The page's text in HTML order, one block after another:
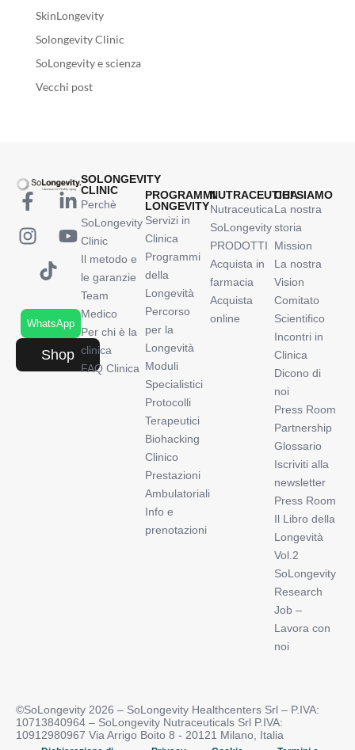
SkinLongevity
Solongevity Clinic
SoLongevity e scienza
Vecchi post
WhatsApp
Shop
SOLONGEVITY
CLINIC
Perchè
SoLongevity
Clinic
Il metodo e
le garanzie
Team
Medico
Per chi è la
clinica
FAQ Clinica
PROGRAMMI
LONGEVITY
Servizi in
Clinica
Programmi
della
Longevità
Percorso
per la
Longevità
Moduli
Specialistici
Protocolli
Terapeutici
Biohacking
Clinico
Prestazioni
Ambulatoriali
Info e
prenotazioni
NUTRACEUTICA
Nutraceutica
SoLongevity
PRODOTTI
Acquista in
farmacia
Acquista
online
CHI SIAMO
La nostra
storia
Mission
La nostra
Vision
Comitato
Scientifico
Incontri in
Clinica
Dicono di
noi
Press Room
Partnership
Glossario
Iscriviti alla
newsletter
Press Room
Il Libro della
Longevità
Vol.2
SoLongevity
Research
Job –
Lavora con
noi
©SoLongevity 2026 – SoLongevity Healthcenters Srl – P.IVA:
10713840964 – SoLongevity Nutraceuticals Srl P.IVA:
10912980967 Via Arrigo Boito 8 - 20121 Milano, Italia